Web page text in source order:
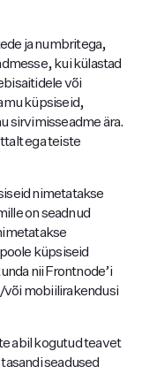
ja numbritega,
kui külastad
või
küpsiseid,
sirvimisseadme ära.
ega teiste
nimetatakse
on seadnud
küpsiseid
nii Frontnode’i
või mobiilirakendusi
abil kogutud teavet
seadused